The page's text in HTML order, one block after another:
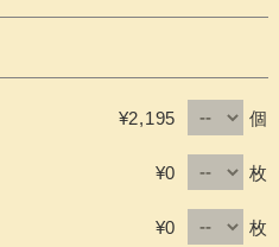
¥2,195 個
¥0 枚
¥0 枚